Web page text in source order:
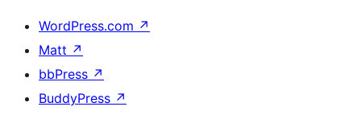
WordPress.com ↗
Matt ↗
bbPress ↗
BuddyPress ↗